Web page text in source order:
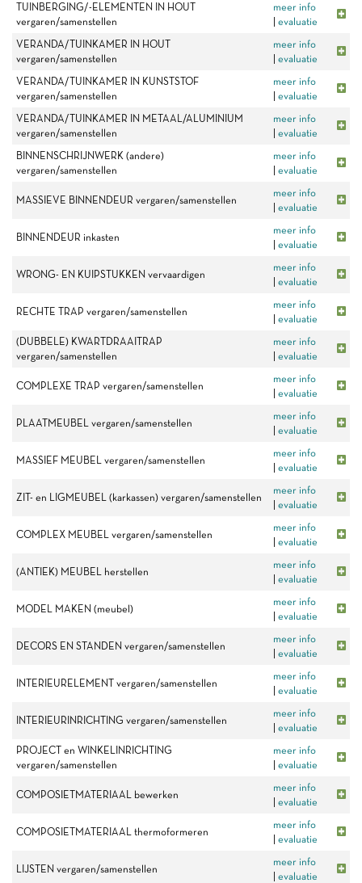
TUINBERGING/-ELEMENTEN IN HOUT
vergaren/samenstellen
meer info
evaluatie
VERANDA/TUINKAMER IN HOUT
vergaren/samenstellen
meer info
evaluatie
VERANDA/TUINKAMER IN KUNSTSTOF
vergaren/samenstellen
meer info
evaluatie
VERANDA/TUINKAMER IN METAAL/ALUMINIUM
vergaren/samenstellen
meer info
evaluatie
BINNENSCHRIJNWERK (andere)
vergaren/samenstellen
meer info
evaluatie
MASSIEVE BINNENDEUR vergaren/samenstellen
meer info
evaluatie
BINNENDEUR inkasten
meer info
evaluatie
WRONG- EN KUIPSTUKKEN vervaardigen
meer info
evaluatie
RECHTE TRAP vergaren/samenstellen
meer info
evaluatie
(DUBBELE) KWARTDRAAITRAP
vergaren/samenstellen
meer info
evaluatie
COMPLEXE TRAP vergaren/samenstellen
meer info
evaluatie
PLAATMEUBEL vergaren/samenstellen
meer info
evaluatie
MASSIEF MEUBEL vergaren/samenstellen
meer info
evaluatie
ZIT- en LIGMEUBEL (karkassen) vergaren/samenstellen
meer info
evaluatie
COMPLEX MEUBEL vergaren/samenstellen
meer info
evaluatie
(ANTIEK) MEUBEL herstellen
meer info
evaluatie
MODEL MAKEN (meubel)
meer info
evaluatie
DECORS EN STANDEN vergaren/samenstellen
meer info
evaluatie
INTERIEURELEMENT vergaren/samenstellen
meer info
evaluatie
INTERIEURINRICHTING vergaren/samenstellen
meer info
evaluatie
PROJECT en WINKELINRICHTING
vergaren/samenstellen
meer info
evaluatie
COMPOSIETMATERIAAL bewerken
meer info
evaluatie
COMPOSIETMATERIAAL thermoformeren
meer info
evaluatie
LIJSTEN vergaren/samenstellen
meer info
evaluatie